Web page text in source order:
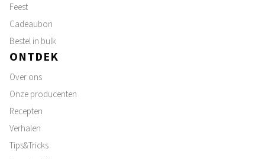
Feest
Cadeaubon
Bestel in bulk
ONTDEK
Over ons
Onze producenten
Recepten
Verhalen
Tips&Tricks